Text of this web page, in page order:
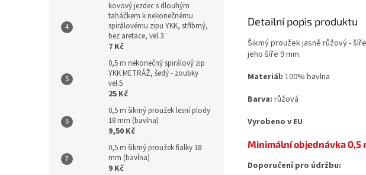
kovový jezdec s dlouhým
taháčkem k nekonečnému
spirálovému zipu YKK, stříbrný,
bez aretace, vel.3
7 Kč
0,5 m nekonečný spirálový zip
YKK METRÁŽ, šedý - zoubky
vel.5
25 Kč
0,5 m šikmý proužek lesní plody
18 mm (bavlna)
9,50 Kč
0,5 m šikmý proužek fialky 18
mm (bavlna)
9 Kč
Detailní popis produktu
Šikmý proužek jasně růžový -
jeho šíře 9 mm.
Materiál: 100% bavlna
Barva: růžová
Vyrobeno v EU
Minimální objednávka 0,5
Doporučení pro údržbu: